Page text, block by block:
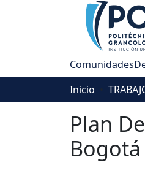
Comunidades
Inicio
Plan
Bogotá